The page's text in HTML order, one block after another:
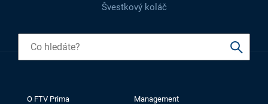
Švestkový koláč
O FTV Prima
Management